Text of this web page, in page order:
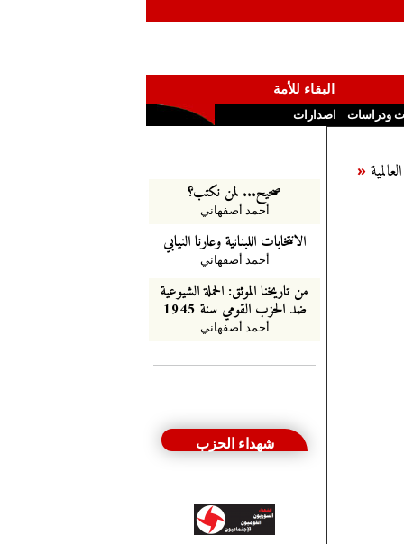
البقاء للأمة
ودراسات اصدارات
صحيح... لمن نكتب؟
أحمد أصفهاني
الانتخابات اللبنانية وعارنا النيابي
أحمد أصفهاني
من تاريخنا الموثق: الحملة الشيوعية
ضد الحزب القومي سنة 1945
أحمد أصفهاني
شهداء الحزب
«